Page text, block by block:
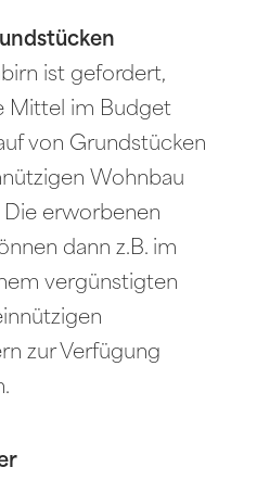
ist gefordert,
Mittel im Budget
von Grundstücken
Wohnbau
Die erworbenen
dann z.B. im
vergünstigten
zur Verfügung